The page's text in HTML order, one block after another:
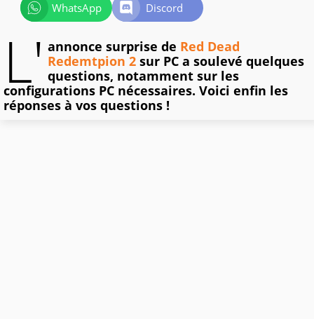
WhatsApp
Discord
L' annonce surprise de Red Dead
Redemtpion 2 sur PC a soulevé quelques
questions, notamment sur les
configurations PC nécessaires. Voici enfin les
réponses à vos questions !